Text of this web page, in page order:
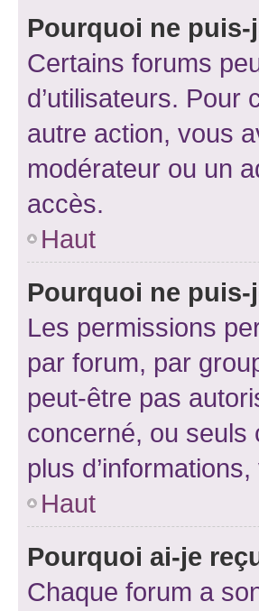
Pourquoi ne
Certains forums
d’utilisateurs. Pour
autre action, vous
modérateur ou un
accès.
Haut
Pourquoi ne
Les permissions
par forum, par
peut-être pas
concerné, ou seuls
plus
Haut
Pourquoi ai-je
Chaque forum a